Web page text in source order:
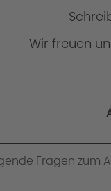
Wir freuen